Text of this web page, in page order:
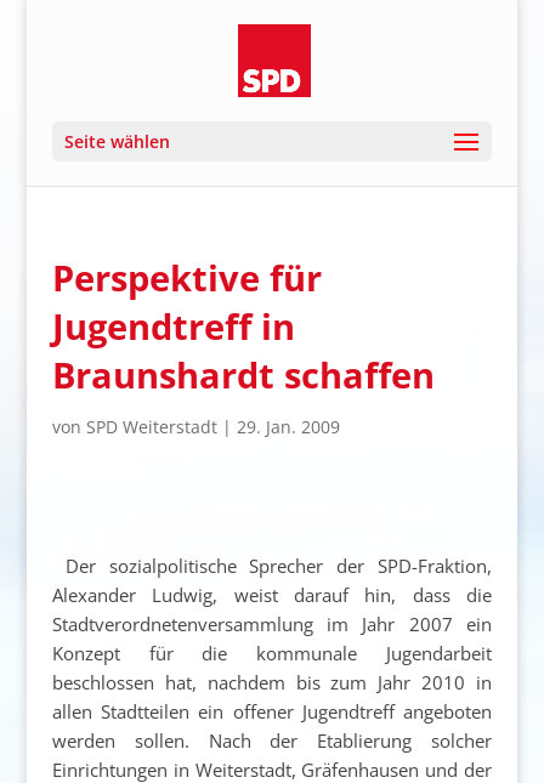
Seite wählen
Perspektive für
Jugendtreff in
Braunshardt schaffen
von SPD Weiterstadt| 29. Jan. 2009
Der sozialpolitische Sprecher der SPD-Fraktion,
Alexander Ludwig, weist darauf hin, dass die
Stadtverordnetenversammlung im Jahr 2007 ein
Konzept für die kommunale Jugendarbeit
beschlossen hat, nachdem bis zum Jahr 2010 in
allen Stadtteilen ein offener Jugendtreff angeboten
werden sollen. Nach der Etablierung solcher
Einrichtungen in Weiterstadt, Gräfenhausen und der